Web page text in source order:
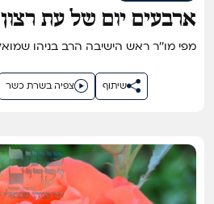
ארבעים יום של עת רצון
מפי מו''ר ראש הישיבה הרב בניהו שמואלי שליט''א
צפיה בשרת כשר שיתוף